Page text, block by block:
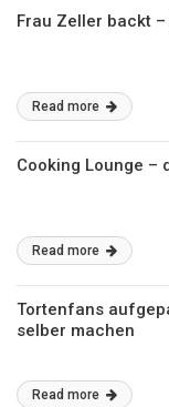
Frau Zeller backt
Read more
Cooking Lounge –
Read more
Tortenfans
selber machen
Read more